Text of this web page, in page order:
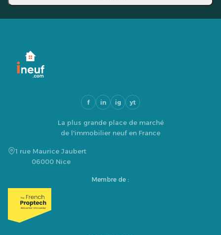
f in ig yt
La plus grande place de marché
de l'immobilier neuf en France
1 rue Maurice Jaubert
06000 Nice
Membre de :